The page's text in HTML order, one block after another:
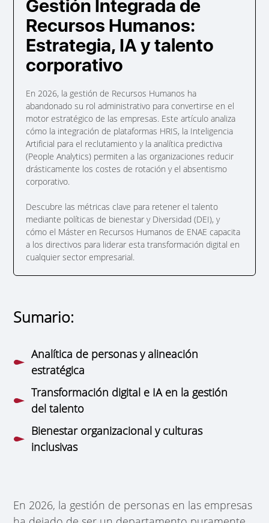
Gestión Integrada de
Recursos Humanos:
Estrategia, IA y talento
corporativo
En 2026, la gestión de Recursos Humanos ha
abandonado su rol administrativo para convertirse en el
motor estratégico de las empresas. Este artículo analiza
cómo la integración de plataformas HRIS, la Inteligencia
Artificial para el reclutamiento y la analítica predictiva
(People Analytics) permiten a las organizaciones reducir
drásticamente los costes de rotación y el absentismo
corporativo.
Descubre las métricas clave para retener el talento
mediante políticas de bienestar y Diversidad (DEI), y
cómo el Máster en Recursos Humanos de ENAE capacita
a los directivos para liderar esta transformación digital en
cualquier sector empresarial.
Sumario:
Analítica de personas y alineación
estratégica
Transformación digital e IA en la gestión
del talento
Bienestar organizacional y culturas
inclusivas
En 2026, la gestión de personas en las empresas